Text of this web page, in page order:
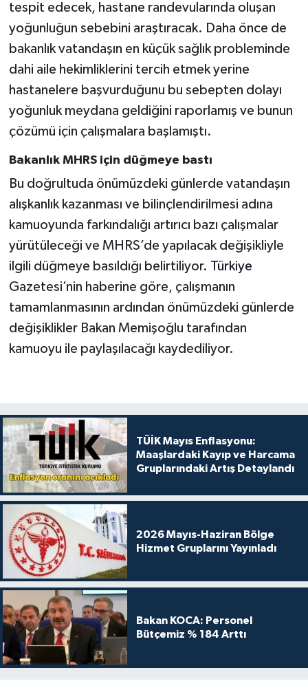
tespit edecek, hastane randevularında oluşan
yoğunluğun sebebini araştıracak. Daha önce de
bakanlık vatandaşın en küçük sağlık probleminde
dahi aile hekimliklerini tercih etmek yerine
hastanelere başvurduğunu bu sebepten dolayı
yoğunluk meydana geldiğini raporlamış ve bunun
çözümü için çalışmalara başlamıştı.
Bakanlık MHRS için düğmeye bastı
Bu doğrultuda önümüzdeki günlerde vatandaşın
alışkanlık kazanması ve bilinçlendirilmesi adına
kamuoyunda farkındalığı artırıcı bazı çalışmalar
yürütüleceği ve MHRS’de yapılacak değişikliyle
ilgili düğmeye basıldığı belirtiliyor. Türkiye
Gazetesi’nin haberine göre, çalışmanın
tamamlanmasının ardından önümüzdeki günlerde
değişiklikler Bakan Memişoğlu tarafından
kamuoyu ile paylaşılacağı kaydediliyor.
TÜİK Mayıs Enflasyonu:
Maaşlardaki Kayıp ve Harcama
Gruplarındaki Artış Detaylandı
2026 Mayıs-Haziran Bölge
Hizmet Gruplarını Yayınladı
Bakan KOCA: Personel
Bütçemiz % 184 Arttı